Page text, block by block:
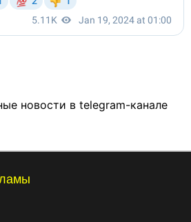
новости в telegram-канале